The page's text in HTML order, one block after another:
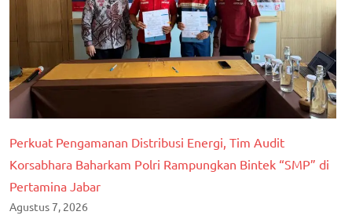
Perkuat Pengamanan Distribusi Energi, Tim Audit
Korsabhara Baharkam Polri Rampungkan Bintek “SMP” di
Pertamina Jabar
Agustus 7, 2026